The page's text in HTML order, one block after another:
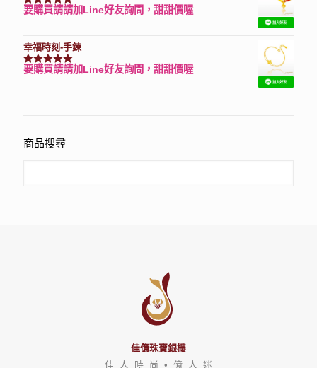
評分7740滿分 5
要購買請請加Line好友詢問，甜甜價喔
幸福時刻-手鍊
評分3150滿分 5
要購買請請加Line好友詢問，甜甜價喔
商品搜尋
佳億珠寶銀樓
佳 人 時 尚 • 億 人 迷